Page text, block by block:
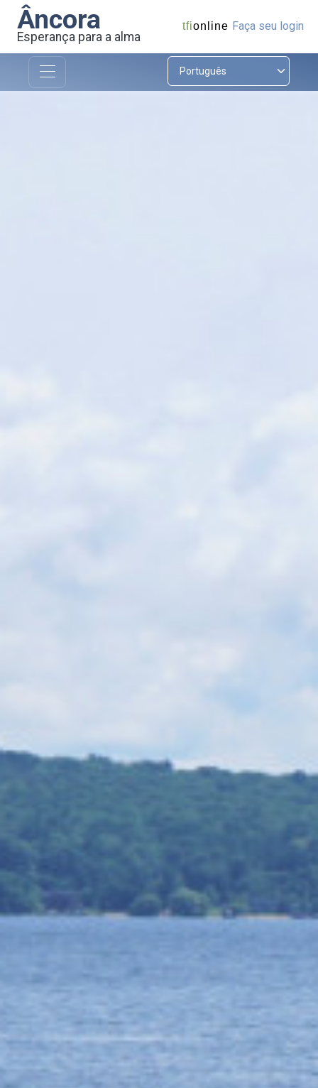
Âncora
Esperança para a alma
tfionline Faça seu login